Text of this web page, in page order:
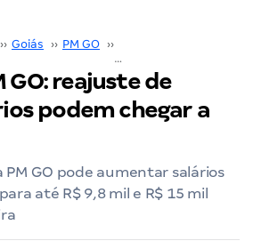
›› Goiás ›› PM GO ››
GO: reajuste de
podem chegar a
PM GO pode aumentar salários
até R$ 9,8 mil e R$ 15 mil